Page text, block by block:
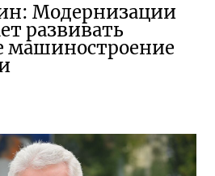
Модернизации
развивать
машиностроение